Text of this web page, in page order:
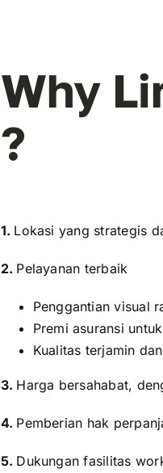
Why
?
1. Lokasi yang strategis
2. Pelayanan terbaik
Penggantian visual
Premi asuransi
Kualitas terjamin
3. Harga bersahabat,
4. Pemberian hak
5. Dukungan fasilitas